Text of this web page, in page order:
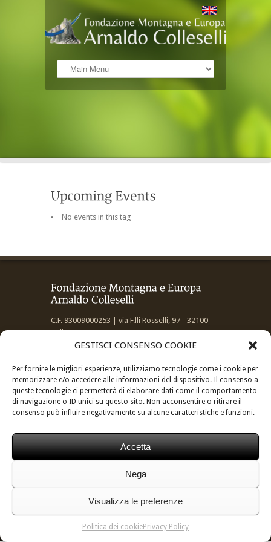
GESTISCI CONSENSO COOKIE
Per fornire le migliori esperienze, utilizziamo tecnologie come i cookie per
memorizzare e/o accedere alle informazioni del dispositivo. Il consenso a
queste tecnologie ci permetterà di elaborare dati come il comportamento
di navigazione o ID unici su questo sito. Non acconsentire o ritirare il
consenso può influire negativamente su alcune caratteristiche e funzioni.
Accetta
Nega
Visualizza le preferenze
Politica dei cookiePrivacy Policy
No events in this tag
C.F. 93009000253 | via F.lli Rosselli, 97 - 32100
Belluno
Informativa privacy:Privacy Policy